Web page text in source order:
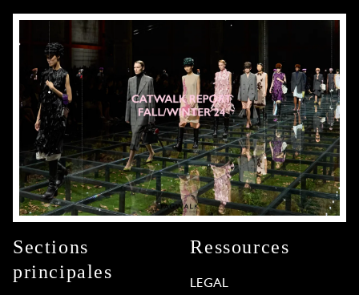
Sections
principales
Ressources
LEGAL